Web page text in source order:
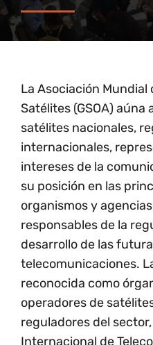
La Asociación Mundial
Satélites (GSOA) aúna
satélites nacionales,
internacionales,
intereses de la
su posición en las
organismos y
responsables de la
desarrollo de las
telecomunicaciones.
reconocida como
operadores de
reguladores del
Internacional de